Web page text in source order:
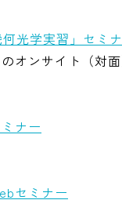
光学実習」セミ
オンサイト（対
ナー
セミナー